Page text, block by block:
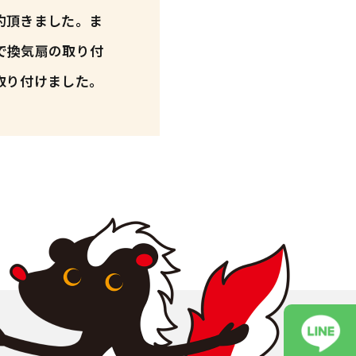
きました。ま
換気扇の取り付
付けました。